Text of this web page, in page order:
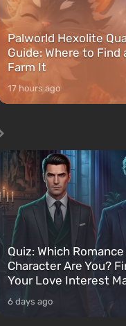
Palworld Hexolite
Guide: Where to Find
Farm It
17 hours ago
Quiz: Which
Character Are You?
Your Love Interest
6 days ago